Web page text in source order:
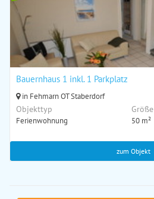
Bauernhaus 1 inkl. 1 Parkplatz
in Fehmarn OT Staberdorf
Objekttyp
Ferienwohnung
Größe
50 m²
zum Objekt